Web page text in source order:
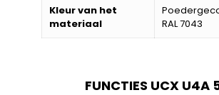
Kleur van het
materiaal
RAL 7043
FUNCTIES UCX U4A